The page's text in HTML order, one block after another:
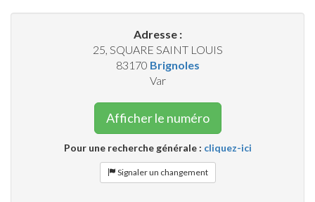
Adresse :
25, SQUARE SAINT LOUIS
83170 Brignoles
Var
Afficher le numéro
Pour une recherche générale : cliquez-ici
Signaler un changement